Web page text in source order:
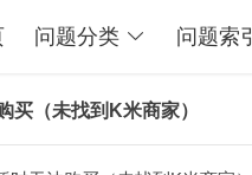
问题分类 问题索引
买（未找到K米商家）